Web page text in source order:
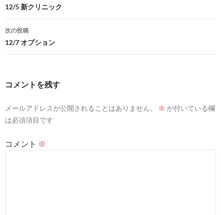
稿
ナ
ビ
ョ
12/5 新クリニック
次の投稿
12/7 オプション
コメントを残す
メールアドレスが公開されることはありません。 ※ が付いている欄
は必須項目です
コメント ※